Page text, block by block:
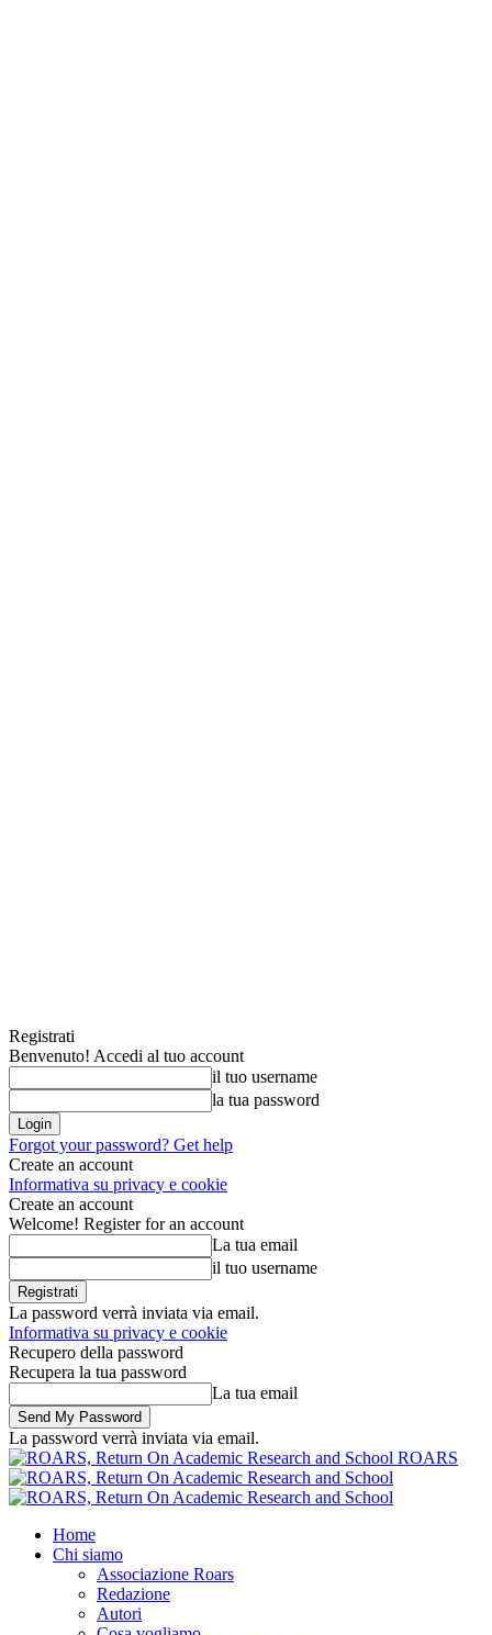
Registrati
Benvenuto! Accedi al tuo account
il tuo username
la tua password
Forgot your password? Get help
Create an account
Informativa su privacy e cookie
Create an account
Welcome! Register for an account
La tua email
il tuo username
La password verrà inviata via email.
Informativa su privacy e cookie
Recupero della password
Recupera la tua password
La tua email
La password verrà inviata via email.
ROARS
Home
Chi siamo
Associazione Roars
Redazione
Autori